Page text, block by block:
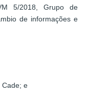
5/2018, Grupo de
de informações e
Cade; e